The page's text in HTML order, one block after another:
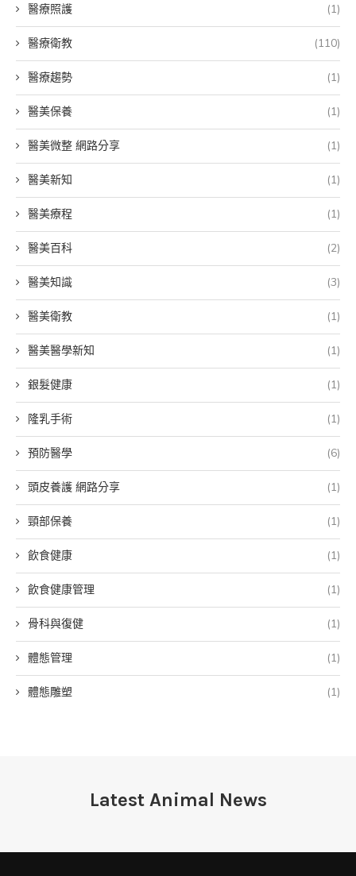
醫療照護 (1)
醫療衛教 (110)
醫療趨勢 (1)
醫美保養 (1)
醫美微整 網路分享 (1)
醫美新知 (1)
醫美療程 (1)
醫美百科 (2)
醫美知識 (3)
醫美衛教 (1)
醫美醫學新知 (1)
銀髮健康 (1)
隆乳手術 (1)
預防醫學 (6)
頭皮養護 網路分享 (1)
頸部保養 (1)
飲食健康 (1)
飲食健康管理 (1)
骨科與復健 (1)
體態管理 (1)
體態雕塑 (1)
Latest Animal News